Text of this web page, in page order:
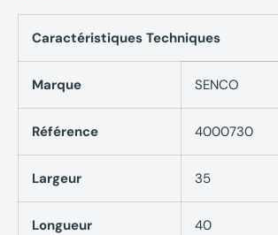
Caractéristiques Techniques
Marque SENCO
Référence 4000730
Largeur 35
Longueur 40